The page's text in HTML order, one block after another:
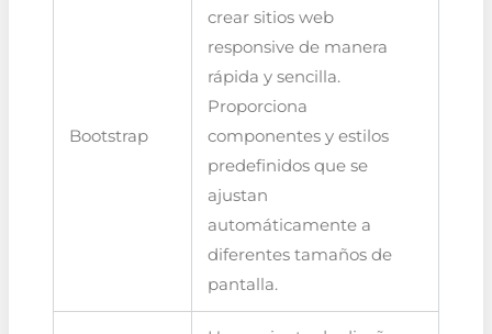
Bootstrap
crear sitios web
responsive de manera
rápida y sencilla.
Proporciona
componentes y estilos
predefinidos que se
ajustan
automáticamente a
diferentes tamaños de
pantalla.